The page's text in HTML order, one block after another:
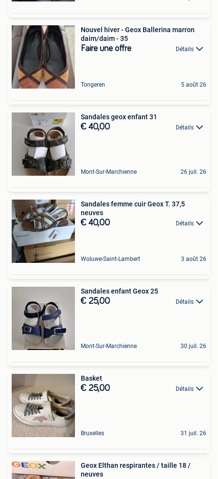
Nouvel hiver - Geox Ballerina marron
daim/daim - 35
Faire une offre Détails
Tongeren 5 août 26
Sandales geox enfant 31
€ 40,00 Détails
Mont-Sur-Marchienne 26 juil. 26
Sandales femme cuir Geox T. 37,5
neuves
€ 40,00 Détails
Woluwe-Saint-Lambert 3 août 26
Sandales enfant Geox 25
€ 25,00 Détails
Mont-Sur-Marchienne 30 juil. 26
Basket
€ 25,00 Détails
Bruxelles 31 juil. 26
Geox Elthan respirantes / taille 18 /
neuves